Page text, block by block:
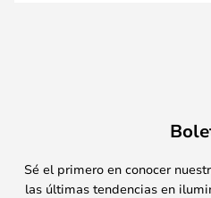
Sé el primero en conocer
las últimas tendencias en